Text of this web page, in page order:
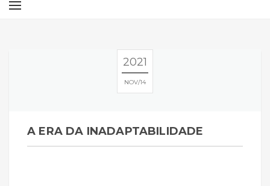
2021
NOV 14
A ERA DA INADAPTABILIDADE